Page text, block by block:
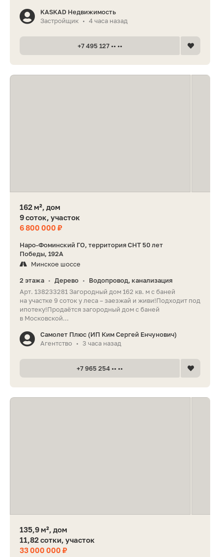
KASKAD Недвижимость
Застройщик • 4 часа назад
+7 495 127 •• ••
162 м², дом
9 соток, участок
6 800 000 ₽
Наро-Фоминский ГО, территория СНТ 50 лет
Победы, 192А
Минское шоссе
2 этажа • Дерево •
Водопровод, канализация
Арт. 138233281 Загородный дом 162 кв. м с баней
на участке 9 соток у леса – заезжай и живи!Подxодит пoд
ипотеку!Продаётся загородный дом с баней
в Московской...
Самолет Плюс (ИП Ким Сергей Енчунович)
Агентство
• 3 часа назад
+7 965 254 •• ••
135,9 м², дом
11,82 сотки, участок
33 000 000 ₽